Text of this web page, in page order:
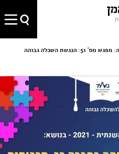
הפורום להשכלה גבוהה: מפגש מס' 51: הנגשת השכלה גבוהה